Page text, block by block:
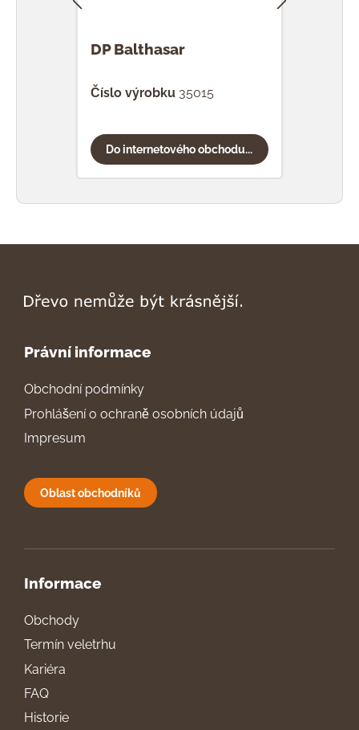
DP Balthasar
Číslo výrobku 35015
Do internetového obchodu...
Právní informace
Obchodní podmínky
Prohlášení o ochraně osobních údajů
Impresum
Oblast obchodníků
Informace
Obchody
Termín veletrhu
Kariéra
FAQ
Historie